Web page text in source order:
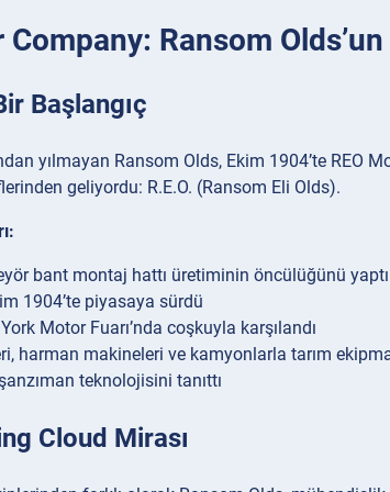
Company: Ransom
Başlangıç
yılmayan Ransom Olds, Ekim 1904’te REO
geliyordu: R.E.O. (Ransom Eli Olds).
bant montaj hattı üretiminin öncülüğünü yaptı
1904’te piyasaya sürdü
Motor Fuarı’nda coşkuyla karşılandı
harman makineleri ve kamyonlarla tarım
teknolojisini tanıttı
Cloud Mirası